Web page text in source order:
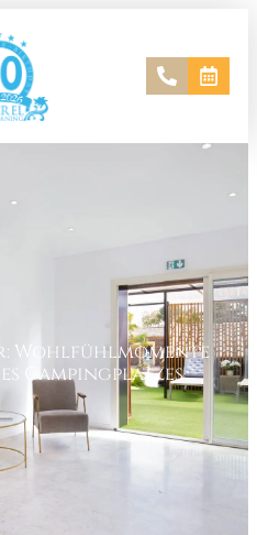
Wohlfühlmomente
Campingplatzes